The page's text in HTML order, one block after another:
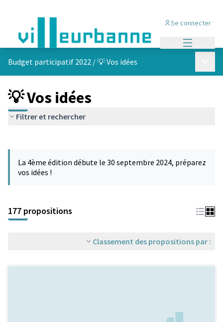
Se connecter
Budget participatif 2022 /💡 Vos idées
💡 Vos idées
Filtrer et rechercher
−
La 4ème édition débute le 30 septembre 2024, préparez
vos idées !
177 propositions
Classement des propositions par :